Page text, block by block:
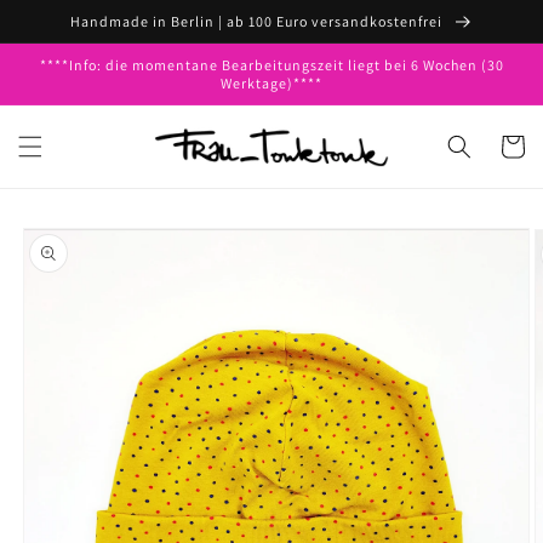
Inhalt
Handmade in Berlin | ab 100 Euro versandkostenfrei
****Info: die momentane Bearbeitungszeit liegt bei 6 Wochen (30
Werktage)****